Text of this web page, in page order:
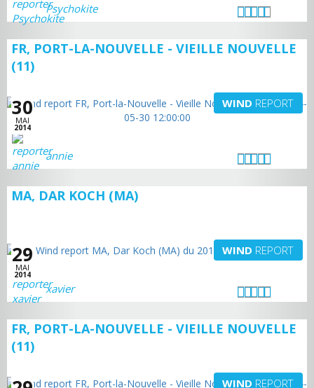
Psychokite
FR, PORT-LA-NOUVELLE - VIEILLE NOUVELLE
(11)
30
MAI
2014
WIND REPORT
annie
MA, DAR KOCH (MA)
29
MAI
2014
WIND REPORT
xavier
FR, PORT-LA-NOUVELLE - VIEILLE NOUVELLE
(11)
WIND REPORT